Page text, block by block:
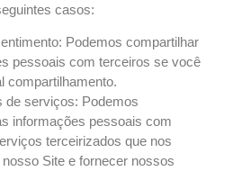
casos:
Podemos compartilhar
pessoais com terceiros se você
compartilhamento.
de serviços: Podemos
informações pessoais com
terceirizados que nos
Site e fornecer nossos